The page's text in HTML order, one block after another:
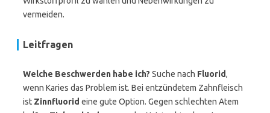
vermeiden.
Leitfragen
Welche Beschwerden habe ich? Suche nach Fluorid,
wenn Karies das Problem ist. Bei entzündetem Zahnfleisch
ist Zinnfluorid eine gute Option. Gegen schlechten Atem